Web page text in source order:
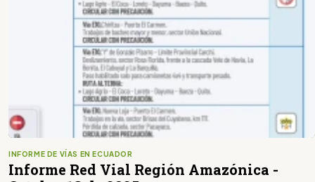
INFORME DE VÍAS EN ECUADOR
Informe Red Vial Región Amazónica -